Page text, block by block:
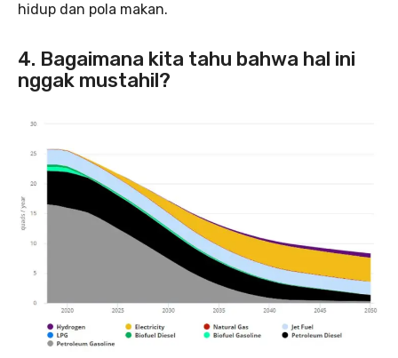
hidup dan pola makan.
4. Bagaimana kita tahu bahwa hal ini
nggak mustahil?